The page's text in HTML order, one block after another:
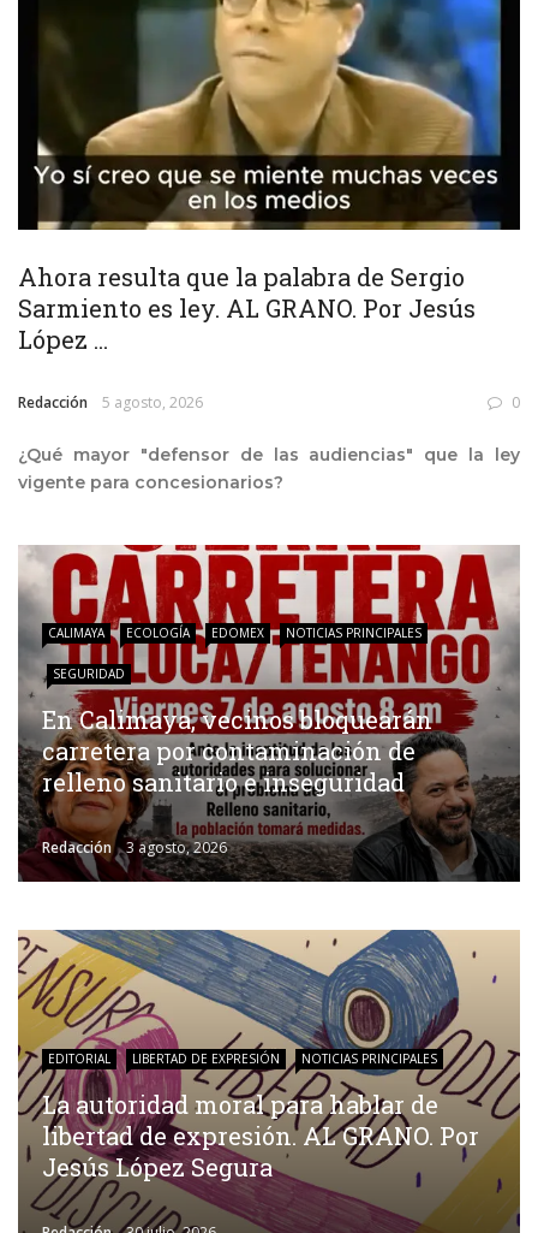
Ahora resulta que la palabra de Sergio
Sarmiento es ley. AL GRANO. Por Jesús
López ...
Redacción 5 agosto, 2026 0
¿Qué mayor "defensor de las audiencias" que la ley
vigente para concesionarios?
CALIMAYA ECOLOGÍA EDOMEX NOTICIAS PRINCIPALES
SEGURIDAD
En Calimaya, vecinos bloquearán
carretera por contaminación de
relleno sanitario e inseguridad
Redacción 3 agosto, 2026
EDITORIAL LIBERTAD DE EXPRESIÓN NOTICIAS PRINCIPALES
La autoridad moral para hablar de
libertad de expresión. AL GRANO. Por
Jesús López Segura